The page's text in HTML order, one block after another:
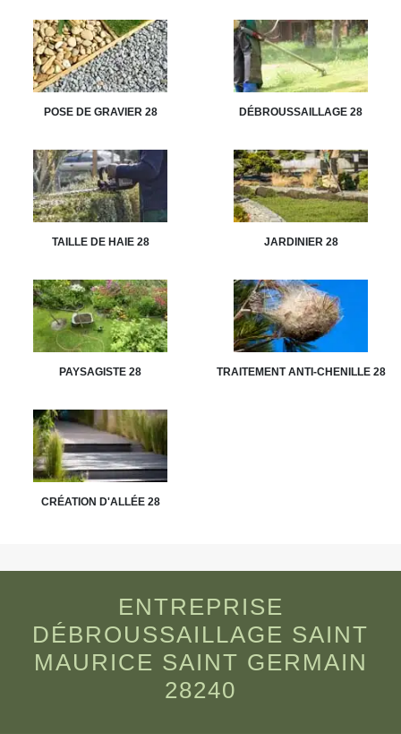
POSE DE GRAVIER 28 DÉBROUSSAILLAGE 28
TAILLE DE HAIE 28 JARDINIER 28
PAYSAGISTE 28 TRAITEMENT ANTI-CHENILLE 28
CRÉATION D'ALLÉE 28
ENTREPRISE
DÉBROUSSAILLAGE SAINT
MAURICE SAINT GERMAIN
28240